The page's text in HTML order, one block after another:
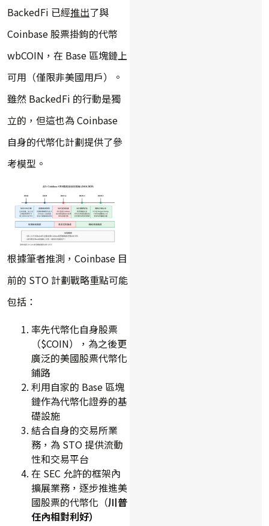
BackedFi 已經推出了與
Coinbase 股票掛鉤的代幣
wbCOIN，在 Base 區塊鏈上
可用（僅限非美國用戶）。
雖然 BackedFi 的行動是獨
立的，但這也為 Coinbase
自身的代幣化計劃提供了參
考模型。
根據筆者推測，Coinbase 目
前的 STO 計劃戰略重點可能
包括：
率先代幣化自身股票
（$COIN），為之後更
廣泛的美國股票代幣化
鋪路
利用自家的 Base 區塊
鏈作為代幣化證券的基
礎設施
結合自身的交易所業
務，為 STO 提供流動
性和交易平台
在 SEC 允許的框架內
擴展業務，逐步推進美
國股票的代幣化（川普
任內相對利好）